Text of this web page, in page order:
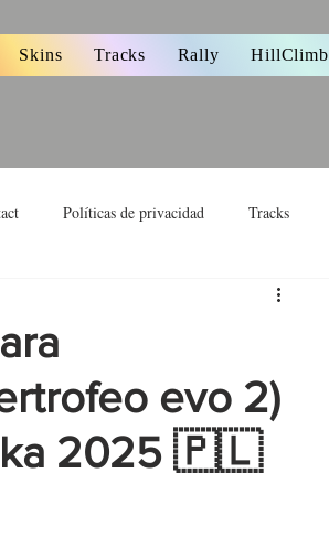
Skins Tracks Rally HillClimb
Políticas de privacidad Tracks
evo 2)
2025 🇵🇱